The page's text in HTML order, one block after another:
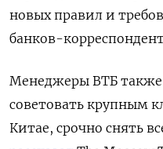
новых правил и
банков-
Менеджеры ВТБ
советовать крупным
Китае, срочно снять